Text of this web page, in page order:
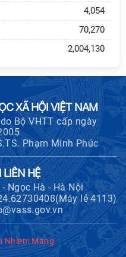
trình
Nam
thức,
Viện
4,054
70,270
2,004,130
XÃ HỘI VIỆT NAM
Bộ VHTT cấp ngày
Phạm Minh Phúc
HỆ
Ngọc Hà - Hà Nội
lẻ 4113)